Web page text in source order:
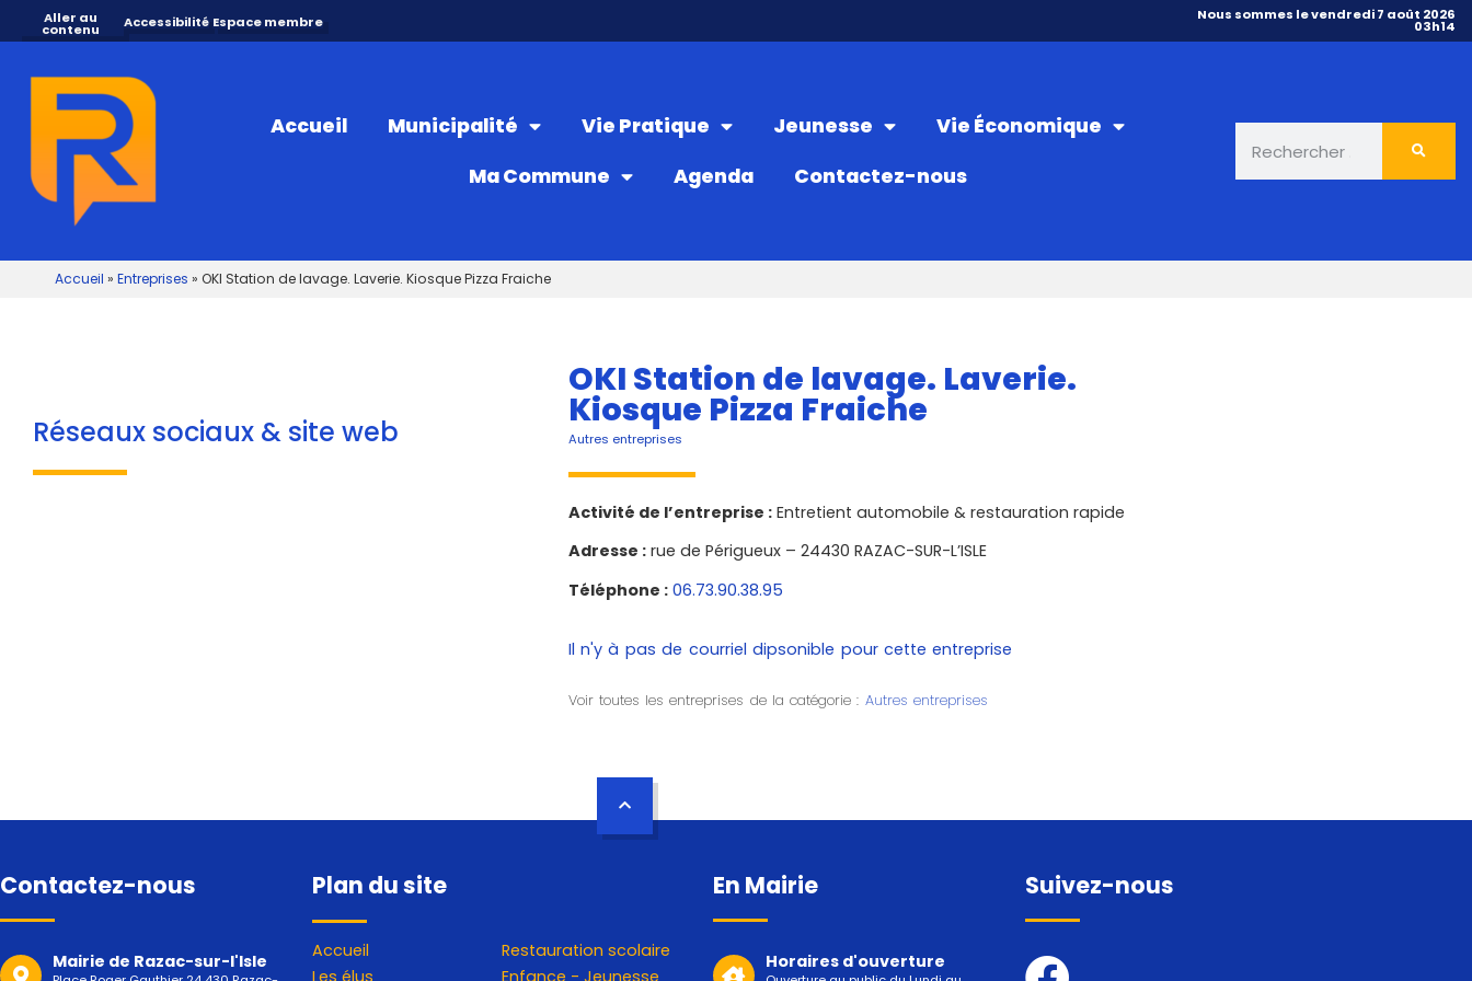
Aller au
contenu Accessibilité Espace membre Nous sommes le vendredi 7 août 2026
03h14
Accueil Municipalité Vie Pratique Jeunesse
Vie Économique
Ma Commune
Agenda Contactez-nous
Accueil » Entreprises » OKI Station de lavage. Laverie. Kiosque Pizza Fraiche
Réseaux sociaux & site web
OKI Station de lavage. Laverie.
Kiosque Pizza Fraiche
Autres entreprises
Activité de l’entreprise :Entretient automobile & restauration rapide
Adresse :rue de Périgueux – 24430 RAZAC-SUR-L’ISLE
Téléphone : 06.73.90.38.95
Il n'y à pas de courriel dipsonible pour cette entreprise
Voir toutes les entreprises de la catégorie : Autres entreprises
Contactez-nous
Mairie de Razac-sur-l'Isle
Plan du site
Accueil
Restauration scolaire
En Mairie
Horaires d'ouverture
Suivez-nous